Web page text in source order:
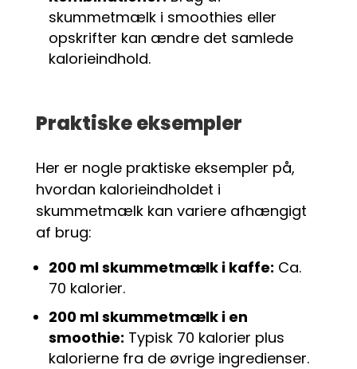
skummetmælk i smoothies eller
opskrifter kan ændre det samlede
kalorieindhold.
Praktiske eksempler
Her er nogle praktiske eksempler på,
hvordan kalorieindholdet i
skummetmælk kan variere afhængigt
af brug:
200 ml skummetmælk i kaffe: Ca.
70 kalorier.
200 ml skummetmælk i en
smoothie: Typisk 70 kalorier plus
kalorierne fra de øvrige ingredienser.